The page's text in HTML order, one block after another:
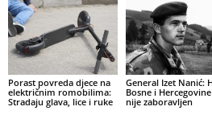
Porast povreda djece na
električnim romobilima:
Stradaju glava, lice i ruke
General Izet Nanić:
Bosne i
nije zaboravljen